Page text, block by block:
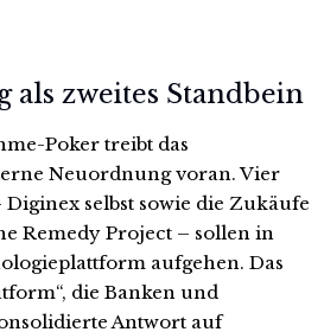
als zweites Standbein
Poker treibt das
Neuordnung voran. Vier
selbst sowie die Zukäufe
Remedy Project – sollen in
aufgehen. Das
die Banken und
Antwort auf